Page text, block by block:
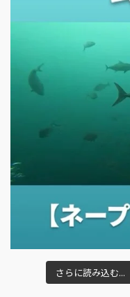
さらに読み込む...